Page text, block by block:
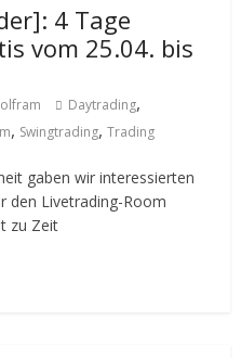
4 Tage
vom 25.04. bis
Daytrading,
, Swingtrading,Trading
gaben wir interessierten
den Livetrading-Room
zu Zeit